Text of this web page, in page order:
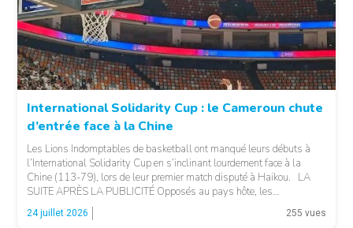
© 237lions.com
© 237lions.com
International Solidarity Cup : le Cameroun chute
d’entrée face à la Chine
Les Lions Indomptables de basketball ont manqué leurs débuts à
l’International Solidarity Cup en s’inclinant lourdement face à la
Chine (113-79), lors de leur premier match disputé à Haikou. LA
SUITE APRÈS LA PUBLICITÉ Opposés au pays hôte, les
Camerounais ont rapidement été mis en difficulté par l’adresse
offensive et l’intensité des Chinois, qui […]
24 juillet 2026 255 vues